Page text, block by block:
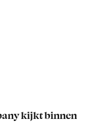
kijkt binnen